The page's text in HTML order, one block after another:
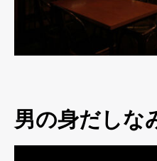
男の身だしな